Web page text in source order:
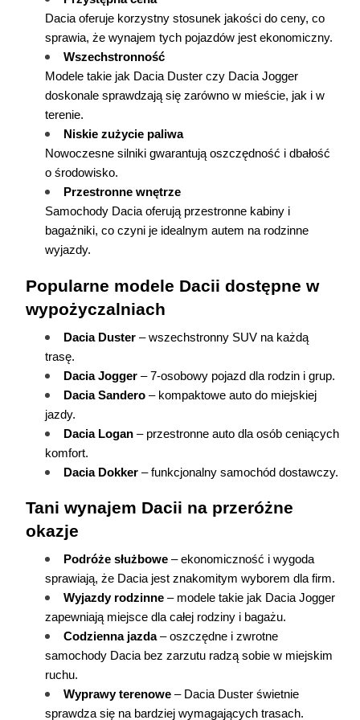
Dacia oferuje korzystny stosunek jakości do ceny, co
sprawia, że wynajem tych pojazdów jest ekonomiczny.
Wszechstronność
Modele takie jak Dacia Duster czy Dacia Jogger
doskonale sprawdzają się zarówno w mieście, jak i w
terenie.
Niskie zużycie paliwa
Nowoczesne silniki gwarantują oszczędność i dbałość
o środowisko.
Przestronne wnętrze
Samochody Dacia oferują przestronne kabiny i
bagażniki, co czyni je idealnym autem na rodzinne
wyjazdy.
Popularne modele Dacii dostępne w
wypożyczalniach
Dacia Duster – wszechstronny SUV na każdą
trasę.
Dacia Jogger – 7-osobowy pojazd dla rodzin i grup.
Dacia Sandero – kompaktowe auto do miejskiej
jazdy.
Dacia Logan – przestronne auto dla osób ceniących
komfort.
Dacia Dokker – funkcjonalny samochód dostawczy.
Tani wynajem Dacii na przeróżne
okazje
Podróże służbowe – ekonomiczność i wygoda
sprawiają, że Dacia jest znakomitym wyborem dla firm.
Wyjazdy rodzinne – modele takie jak Dacia Jogger
zapewniają miejsce dla całej rodziny i bagażu.
Codzienna jazda – oszczędne i zwrotne
samochody Dacia bez zarzutu radzą sobie w miejskim
ruchu.
Wyprawy terenowe – Dacia Duster świetnie
sprawdza się na bardziej wymagających trasach.